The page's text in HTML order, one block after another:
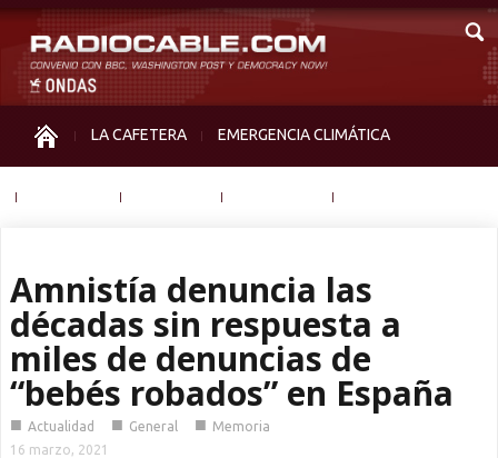
LA CAFETERA EMERGENCIA CLIMÁTICA
Amnistía denuncia las
décadas sin respuesta a
miles de denuncias de
“bebés robados” en España
■ Actualidad ■ General ■ Memoria
16 marzo, 2021